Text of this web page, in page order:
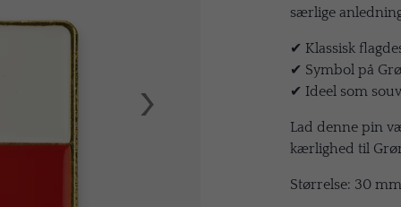
›
særlige
✔ Klassisk
✔ Symbol på
✔ Ideel som
Lad denne pin
kærlighed til
Størrelse: 30